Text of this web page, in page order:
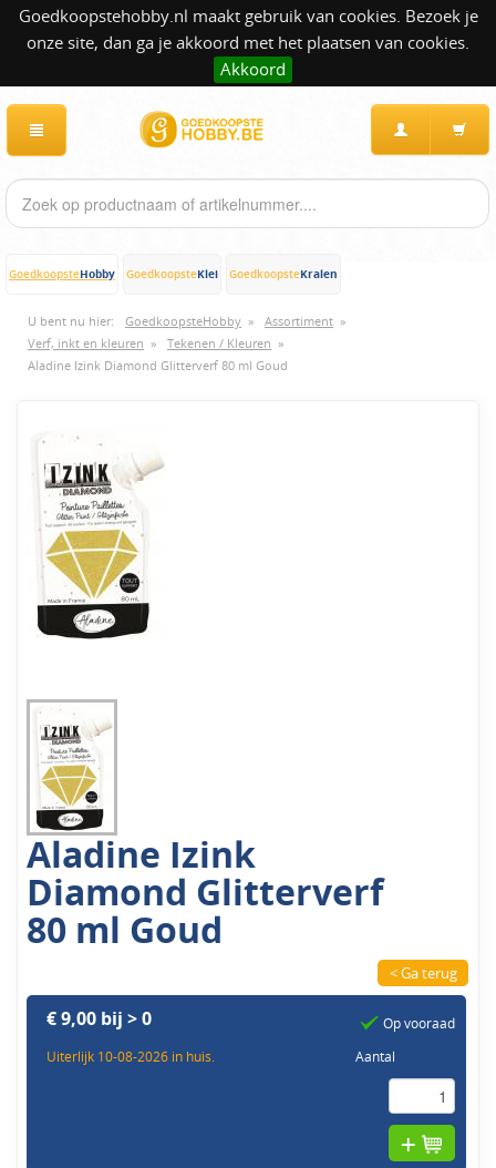
Goedkoopstehobby.nl maakt gebruik van cookies. Bezoek je
onze site, dan ga je akkoord met het plaatsen van cookies.
Akkoord
GoedkoopsteHobby GoedkoopsteKlei GoedkoopsteKralen
U bent nu hier: GoedkoopsteHobby » Assortiment »
Verf, inkt en kleuren » Tekenen / Kleuren »
Aladine Izink Diamond Glitterverf 80 ml Goud
Aladine Izink
Diamond Glitterverf
80 ml Goud
< Ga terug
€ 9,00 bij > 0
Uiterlijk 10-08-2026 in huis.
Op vooraad
Aantal